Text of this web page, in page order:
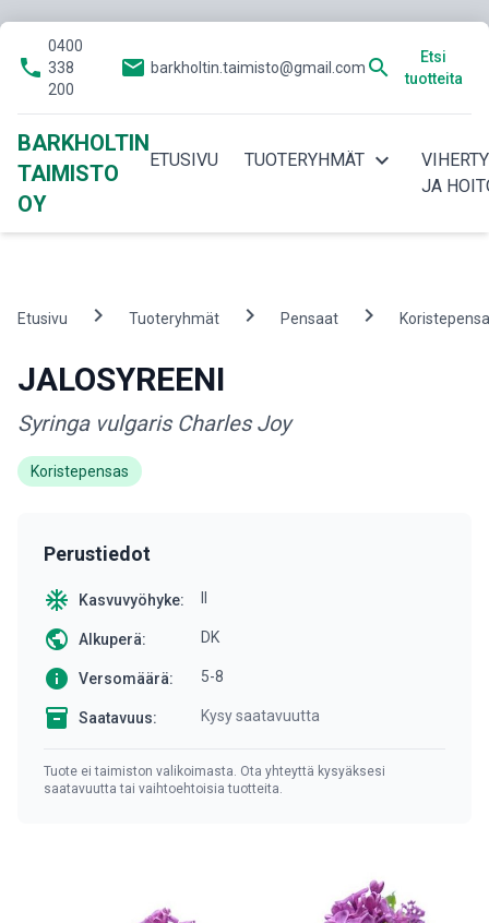
phone
0400
338
200
email barkholtin.taimisto@gmail.com search
Etsi
tuotteita
BARKHOLTIN
TAIMISTO
OY
ETUSIVU TUOTERYHMÄT expand_more
JA
Etusivu chevron_right Tuoteryhmät chevron_right Pensaat chevron_right
JALOSYREENI
Syringa vulgaris Charles Joy
Koristepensas
Perustiedot
ac_unit Kasvuvyöhyke:
public Alkuperä: DK
info Versomäärä: 5-8
inventory Saatavuus: Kysy saatavuutta
Tuote ei taimiston valikoimasta. Ota yhteyttä kysyäksesi
saatavuutta tai vaihtoehtoisia tuotteita.